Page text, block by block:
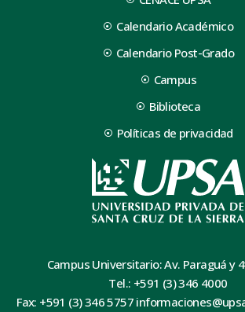
Calendario Académico
Calendario Post-Grado
Campus
Biblioteca
Políticas de privacidad
Campus Universitario: Av. Paraguá y
Tel.: +591 (3) 346 4000
Fax: +591 (3) 346 5757